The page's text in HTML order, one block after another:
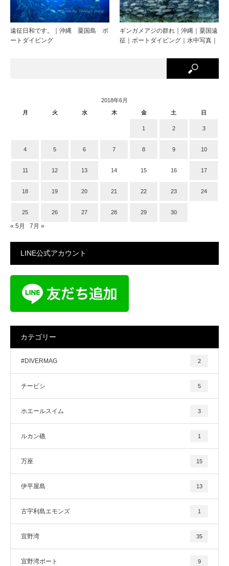
遠征日和です。｜沖縄 粟国島 ボ
ートダイビング
ギンガメアジの群れ｜沖縄｜粟国遠
征｜ボートダイビング｜水中写真｜
2018年6月
月
火 水 木 金 土 日
1 2 3
4 5 6 7 8 9 10
11 12 13 14 15 16 17
18 19 20 21 22 23 24
25 26 27 28 29 30
« 5月 7月 »
LINE公式アカウント
カテゴリー
#DIVERMAG 2
チービシ 5
ホエールスイム 3
ルカン礁 1
万座 15
伊平屋島 13
古宇利島エモンズ 1
宜野湾 35
宜野湾ボート 9